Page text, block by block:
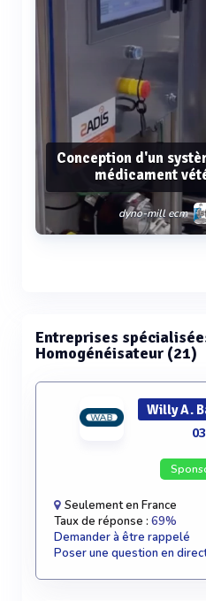
Conception d'un
médicament
dyno-mill ecm
Entreprises
Homogénéisateur (21)
Willy A.
Seulement en France
Taux de réponse : 69%
Demander à être rappelé
Poser une question en